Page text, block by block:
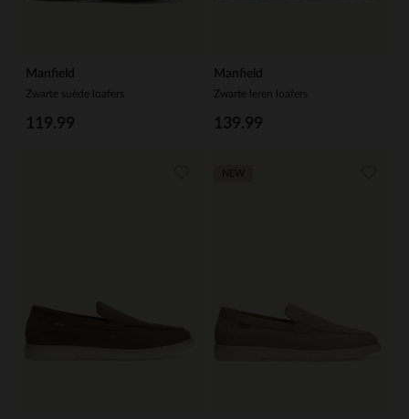
Manfield
Zwarte suède loafers
119.99
Manfield
Zwarte leren loafers
139.99